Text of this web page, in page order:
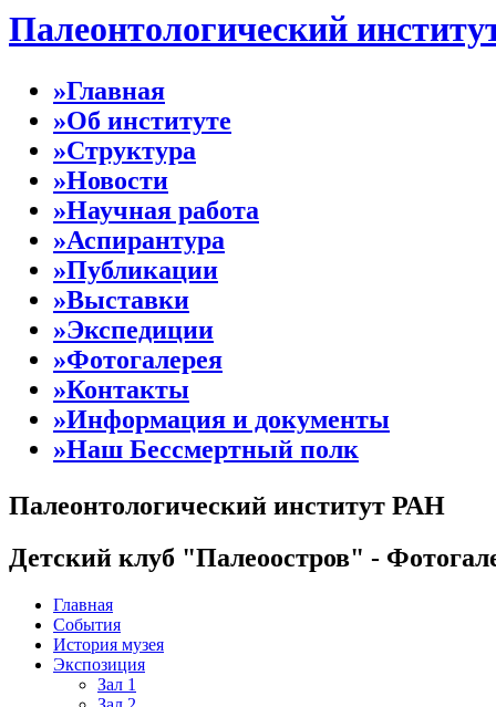
Палеонтологический
»Главная
»Об институте
»Структура
»Новости
»Научная работа
»Аспирантура
»Публикации
»Выставки
»Экспедиции
»Фотогалерея
»Контакты
»Информация и документы
»Наш Бессмертный полк
Палеонтологический институт РАН
Детский клуб "Палеоостров" -
Главная
События
История музея
Экспозиция
Зал 1